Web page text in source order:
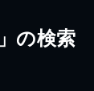
の検索